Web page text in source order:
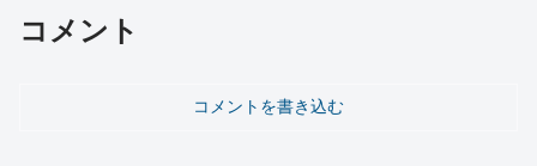
コメント
コメントを書き込む